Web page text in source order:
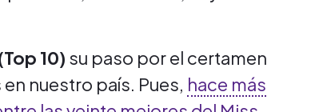
10) su paso por el certamen
nuestro país. Pues, hace más